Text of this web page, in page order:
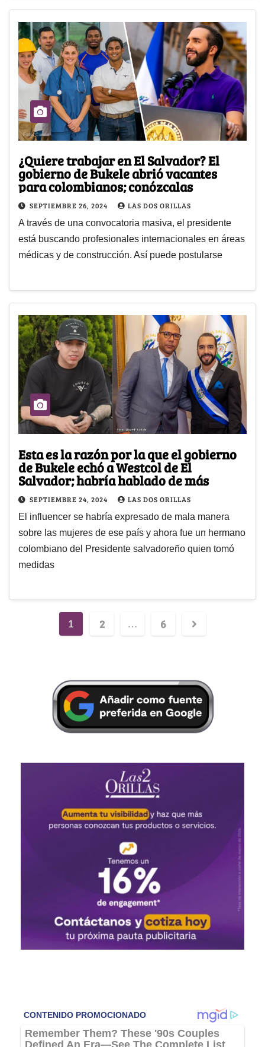
¿Quiere trabajar en El Salvador? El
gobierno de Bukele abrió vacantes
para colombianos; conózcalas
SEPTIEMBRE 26, 2024 LAS DOS ORILLAS
A través de una convocatoria masiva, el presidente
está buscando profesionales internacionales en áreas
médicas y de construcción. Así puede postularse
Esta es la razón por la que el gobierno
de Bukele echó a Westcol de El
Salvador; habría hablado de más
SEPTIEMBRE 24, 2024 LAS DOS ORILLAS
El influencer se habría expresado de mala manera
sobre las mujeres de ese país y ahora fue un hermano
colombiano del Presidente salvadoreño quien tomó
medidas
1 2 … 6